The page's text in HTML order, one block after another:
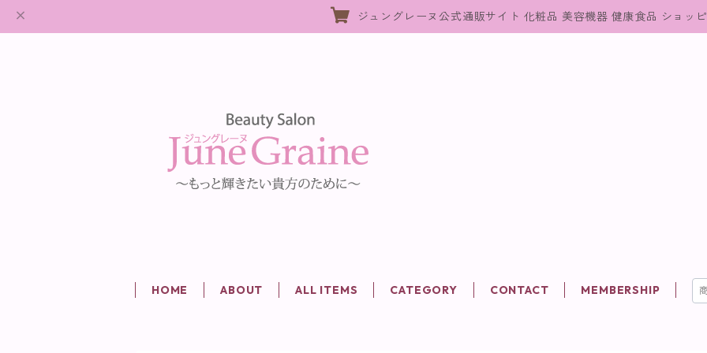
ジュングレーヌ公式通販サイト 化粧品 美容機器 健康食品 ショッ
HOME ABOUT ALL ITEMS CATEGORY CONTACT MEMBERSHIP